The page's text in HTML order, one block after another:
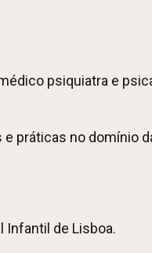
psiquiatra e
práticas no domínio
Infantil de Lisboa.